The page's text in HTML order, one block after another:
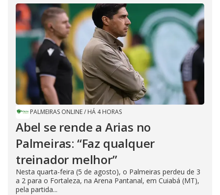
PALMEIRAS ONLINE/ HÁ 4 HORAS
Abel se rende a Arias no
Palmeiras: “Faz qualquer
treinador melhor”
Nesta quarta-feira (5 de agosto), o Palmeiras perdeu de 3
a 2 para o Fortaleza, na Arena Pantanal, em Cuiabá (MT),
pela partida...